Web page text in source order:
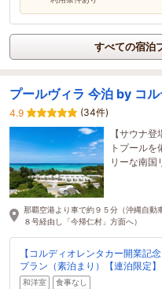
すべての宿泊
プールヴィラ 今泊 by コ
4.9
(34件)
【サウナ
トプール
リーな南国
那覇空港より車で約９５分（沖縄自動
８号経由し「今帰仁村」方面へ）
【コルディオレンタカー開業記
プラン（素泊まり）【連泊限定】
和洋室 食事なし